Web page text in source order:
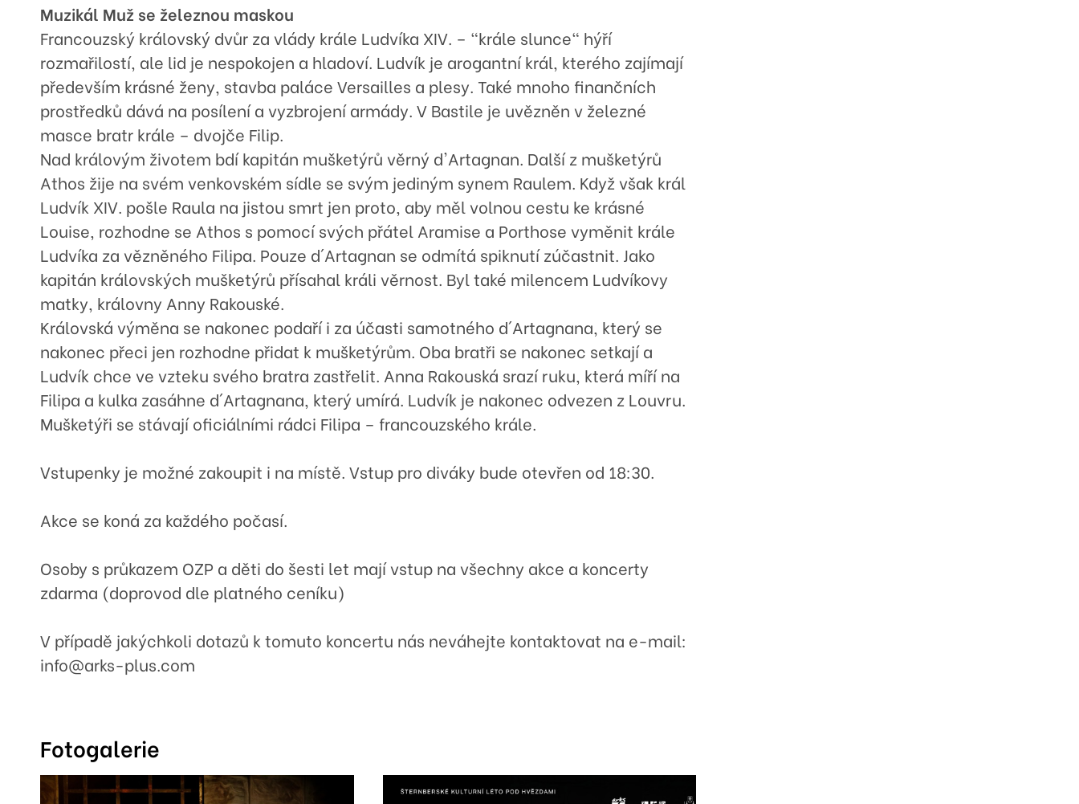
Muzikál Muž se železnou maskou
Francouzský královský dvůr za vlády krále Ludvíka XIV. – "krále slunce" hýří
rozmařilostí, ale lid je nespokojen a hladoví. Ludvík je arogantní král, kterého zajímají
především krásné ženy, stavba paláce Versailles a plesy. Také mnoho finančních
prostředků dává na posílení a vyzbrojení armády. V Bastile je uvězněn v železné
masce bratr krále – dvojče Filip.
Nad královým životem bdí kapitán mušketýrů věrný d'Artagnan. Další z mušketýrů
Athos žije na svém venkovském sídle se svým jediným synem Raulem. Když však král
Ludvík XIV. pošle Raula na jistou smrt jen proto, aby měl volnou cestu ke krásné
Louise, rozhodne se Athos s pomocí svých přátel Aramise a Porthose vyměnit krále
Ludvíka za vězněného Filipa. Pouze d´Artagnan se odmítá spiknutí zúčastnit. Jako
kapitán královských mušketýrů přísahal králi věrnost. Byl také milencem Ludvíkovy
matky, královny Anny Rakouské.
Královská výměna se nakonec podaří i za účasti samotného d´Artagnana, který se
nakonec přeci jen rozhodne přidat k mušketýrům. Oba bratři se nakonec setkají a
Ludvík chce ve vzteku svého bratra zastřelit. Anna Rakouská srazí ruku, která míří na
Filipa a kulka zasáhne d´Artagnana, který umírá. Ludvík je nakonec odvezen z Louvru.
Mušketýři se stávají oficiálními rádci Filipa – francouzského krále.
Vstupenky je možné zakoupit i na místě. Vstup pro diváky bude otevřen od 18:30.
Akce se koná za každého počasí.
Osoby s průkazem OZP a děti do šesti let mají vstup na všechny akce a koncerty
zdarma (doprovod dle platného ceníku)
V případě jakýchkoli dotazů k tomuto koncertu nás neváhejte kontaktovat na e-mail:
info@arks-plus.com
Fotogalerie